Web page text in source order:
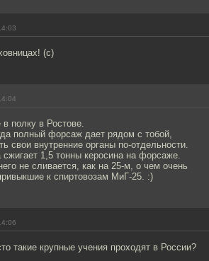
(с)
полку в Ростове.
полный форсаж дает рядом с тобой,
свои внутренние органы по-отдельности.
сжигает 1,5 тонны керосина на форсаже.
не сливается, как на 25-м, о чем очень
к спиртовозам МиГ-25. :)
такие крупные учения проходят в России?